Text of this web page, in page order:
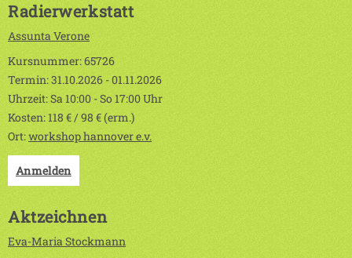
Radierwerkstatt
Assunta Verone
Kursnummer: 65726
Termin: 31.10.2026 - 01.11.2026
Uhrzeit: Sa 10:00 - So 17:00 Uhr
Kosten: 118 € / 98 € (erm.)
Ort:workshop hannover e.v.
Anmelden
Aktzeichnen
Eva-Maria Stockmann